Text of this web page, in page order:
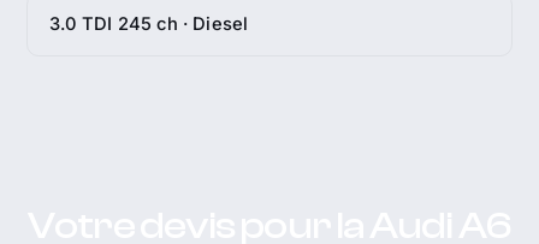
3.0 TDI 245 ch · Diesel